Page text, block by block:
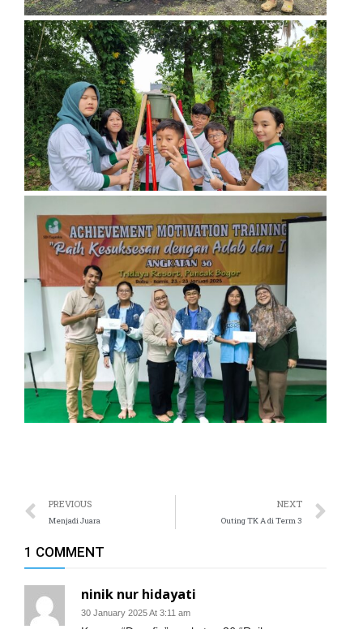
PREVIOUS
Menjadi Juara
NEXT
Outing TK A di Term 3
1 COMMENT
ninik nur hidayati
30 January 2025 At 3:11 am